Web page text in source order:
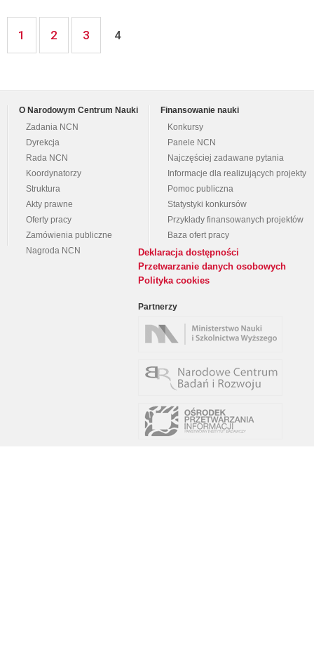
1 2 3 4
O Narodowym Centrum Nauki
Zadania NCN
Dyrekcja
Rada NCN
Koordynatorzy
Struktura
Akty prawne
Oferty pracy
Zamówienia publiczne
Nagroda NCN
Finansowanie nauki
Konkursy
Panele NCN
Najczęściej zadawane pytania
Informacje dla realizujących projekty
Pomoc publiczna
Statystyki konkursów
Przykłady finansowanych projektów
Baza ofert pracy
Deklaracja dostępności
Przetwarzanie danych osobowych
Polityka cookies
Partnerzy